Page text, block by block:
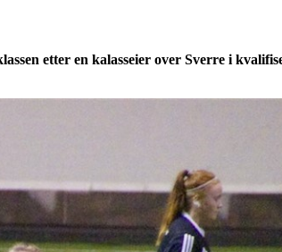
etter en kalasseier over Sverre i